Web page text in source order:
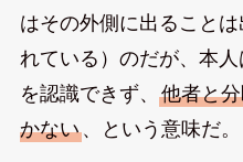
はその外側に出ること
れている）のだが、本
を認識できず、 他者と
かない、という意味だ。